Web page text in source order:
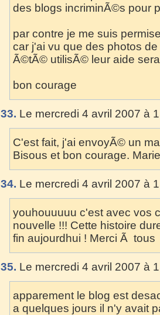
des blogs incriminÃ©s pour
par contre je me suis
car j'ai vu que des photos
Ã©tÃ© utilisÃ© leur aide
bon courage
33. Le mercredi 4 avril 2007 à
C'est fait, j'ai envoyÃ© un
Bisous et bon courage. Marie
34. Le mercredi 4 avril 2007 à
youhouuuuu c'est avec vos
nouvelle !!! Cette histoire
fin aujourdhui ! Merci Ã tous
35. Le mercredi 4 avril 2007 à
apparement le blog est
a quelques jours il n'y avait